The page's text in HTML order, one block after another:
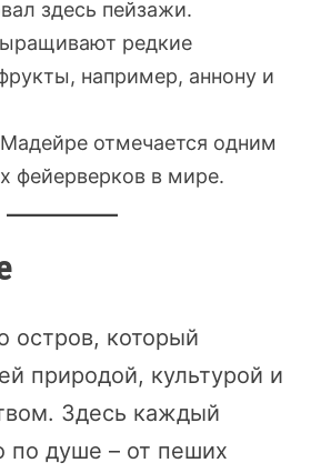
здесь пейзажи.
редкие
например, аннону и
отмечается одним
фейерверков в мире.
остров, который
природой, культурой и
Здесь каждый
по душе – от пеших